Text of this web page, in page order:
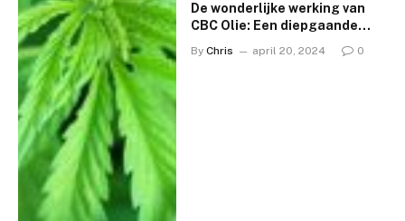
De wonderlijke werking van
CBC Olie: Een diepgaande
By Chris april 20, 2024 0